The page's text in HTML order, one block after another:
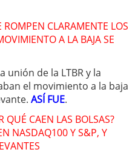
ROMPEN CLARAMENTE LOS
A LA BAJA SE
unión de la LTBR y la
el movimiento a la baja
ASÍ FUE.
QUÉ CAEN LAS BOLSAS?
NASDAQ100 Y S&P, Y